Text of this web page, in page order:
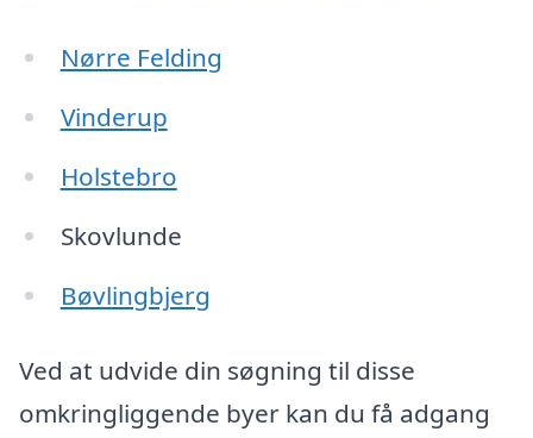
Nørre Felding
Vinderup
Holstebro
Skovlunde
Bøvlingbjerg
Ved at udvide din søgning til disse
omkringliggende byer kan du få adgang